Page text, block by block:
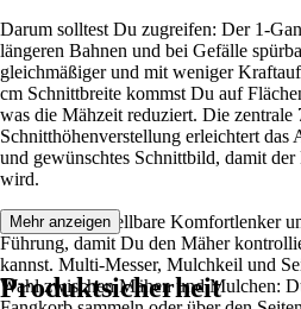
Darum solltest Du zugreifen: Der 1-
längeren Bahnen und bei Gefälle
gleichmäßiger und mit weniger
cm Schnittbreite kommst Du auf
was die Mähzeit reduziert. Die zentrale
Schnitthöhenverstellung erleichtert das
und gewünschtes Schnittbild, damit der
wird.
Der höhenverstellbare Komfortlenker
Führung, damit Du den Mäher
kannst. Multi-Messer, Mulchkeil und
Wahl zwischen Mähen und Mulchen:
Mehr anzeigen
Produktsicherheit